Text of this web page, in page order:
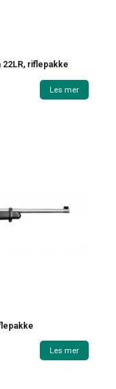
22LR, riflepakke
Les mer
Les mer